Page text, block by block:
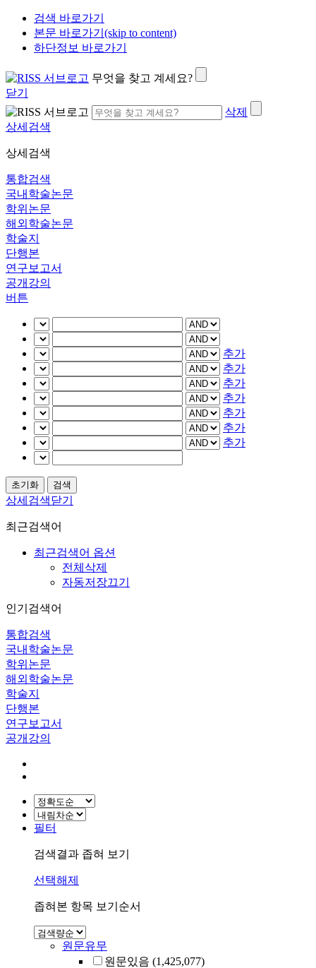
검색 바로가기
본문 바로가기(skip to content)
하단정보 바로가기
무엇을 찾고 계세요?
닫기
삭제
상세검색
상세검색
통합검색
국내학술논문
학위논문
해외학술논문
학술지
단행본
연구보고서
공개강의
버튼
추가
추가
추가
추가
추가
추가
추가
상세검색닫기
최근검색어
최근검색어 옵션
전체삭제
자동저장끄기
인기검색어
통합검색
국내학술논문
학위논문
해외학술논문
학술지
단행본
연구보고서
공개강의
필터
검색결과 좁혀 보기
선택해제
좁혀본 항목 보기순서
원문유무
원문있음 (1,425,077)